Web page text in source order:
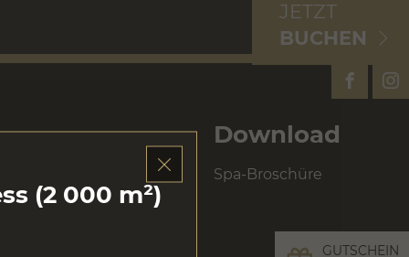
JETZT
BUCHEN
GUTSCHEIN
Download
Spa-Broschüre
(2 000 m²)